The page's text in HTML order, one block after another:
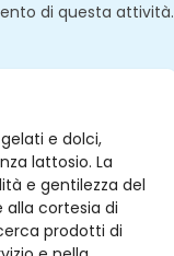
di questa attività.
e dolci,
lattosio. La
e gentilezza del
cortesia di
prodotti di